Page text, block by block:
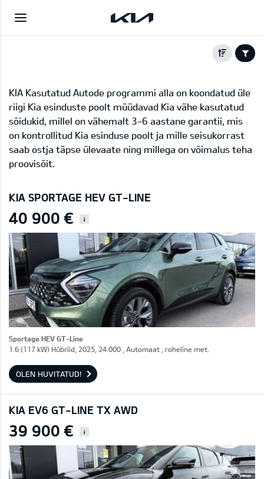
KIA Kasutatud Autode programmi alla on koondatud üle
riigi Kia esinduste poolt müüdavad Kia vähe kasutatud
sõidukid, millel on vähemalt 3-6 aastane garantii, mis
on kontrollitud Kia esinduse poolt ja mille seisukorrast
saab ostja täpse ülevaate ning millega on võimalus teha
proovisõit.
KIA SPORTAGE HEV GT-LINE
40 900 € i
Sportage HEV GT-Line
1.6 (117 kW) Hübriid, 2025, 24 000 , Automaat , roheline met.
OLEN HUVITATUD!
KIA EV6 GT-LINE TX AWD
39 900 € i